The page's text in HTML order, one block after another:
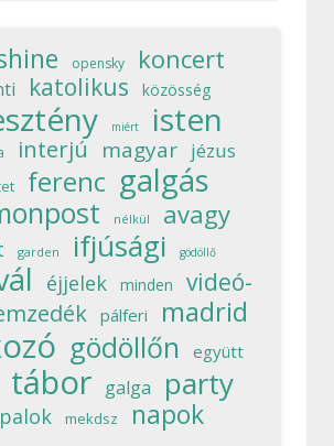
opensky koncert
katolikus közösség
miért isten
interjú magyar jézus
ferenc galgás
nélkül avagy
garden ifjúsági gödöllő
éjjelek minden
videó-
pálferi madrid
gödöllőn együtt
tábor galga party
mekdsz napok